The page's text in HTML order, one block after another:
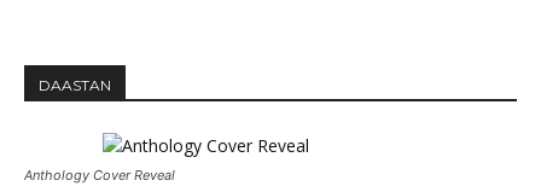
DAASTAN
Anthology Cover Reveal